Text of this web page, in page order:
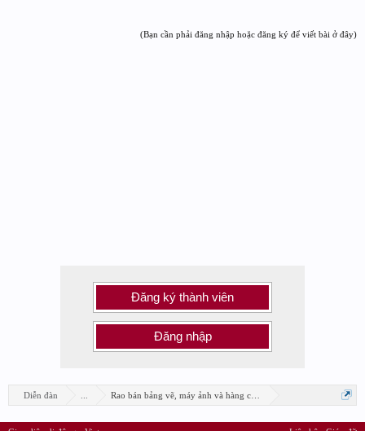
(Bạn cần phải đăng nhập hoặc đăng ký để viết bài ở đây)
Đăng ký thành viên
Đăng nhập
Diễn đàn Rao bán bảng vẽ, máy ảnh và hàng công nghệ khác